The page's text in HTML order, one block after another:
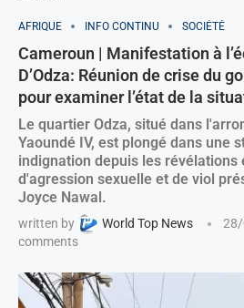
AFRIQUE INFO CONTINU SOCIÉTÉ
Cameroun | Manifestation à
D’Odza: Réunion de crise du
pour examiner l’état de la
Le quartier Odza, situé dans
Yaoundé IV, est plongé dans une
indignation depuis les
d'agression sexuelle et de viol
Joyce Nawal.
written by World Top News
comments